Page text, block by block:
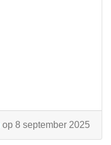
op 8 september 2025